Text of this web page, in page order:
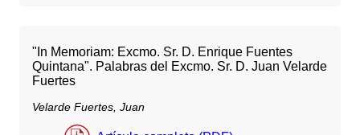
"In Memoriam: Excmo. Sr. D. Enrique Fuentes
Quintana". Palabras del Excmo. Sr. D. Juan Velarde
Fuertes
Velarde Fuertes, Juan